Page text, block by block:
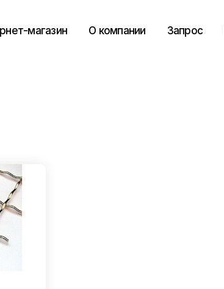
магазин О компании Запрос